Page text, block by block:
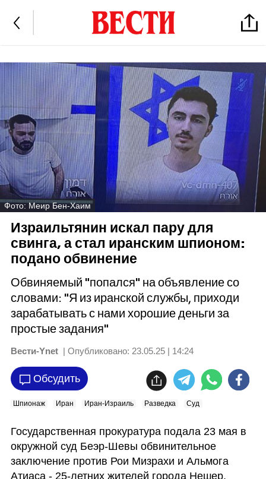
Фото: Меир Бен-Хаим
Израильтянин искал пару для
свинга, а стал иранским шпионом:
подано обвинение
Обвиняемый "попался" на объявление со
словами: "Я из иранской службы, приходи
зарабатывать с нами хорошие деньги за
простые задания"
Вести-Ynet | Опубликовано: 23.05.25 | 14:24
Обсудить
Шпионаж Иран Иран-Израиль Разведка Суд
Государственная прокуратура подала 23 мая в
окружной суд Беэр-Шевы обвинительное
заключение против Рои Мизрахи и Альмога
Атиаса - 25-летних жителей города Нешер,